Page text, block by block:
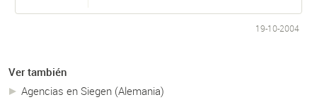
19-10-2004
Ver también
Agencias en Siegen (Alemania)